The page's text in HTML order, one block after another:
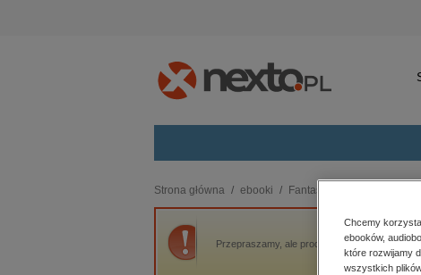
budownictwo, aranżacja wnętrz
biznesowe, branżowe, gospodarka
darmowe wydania
Strona główna ebooki Fantastyka
Przepraszamy, ale produkt „Expeditionary
Chcemy
ebooków,
które rozwijamy
wszystkich